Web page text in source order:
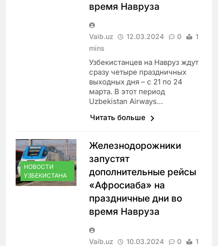
время Навруза
Vaib.uz 12.03.2024 0
1
mins
Узбекистанцев на Навруз ждут
сразу четыре праздничных
выходных дня – с 21 по 24
марта. В этот период
Uzbekistan Airways…
Читать больше
НОВОСТИ
УЗБЕКИСТАНА
Железнодорожники
запустят
дополнительные рейсы
«Афросиаба» на
праздничные дни во
время Навруза
Vaib.uz 10.03.2024 0 1